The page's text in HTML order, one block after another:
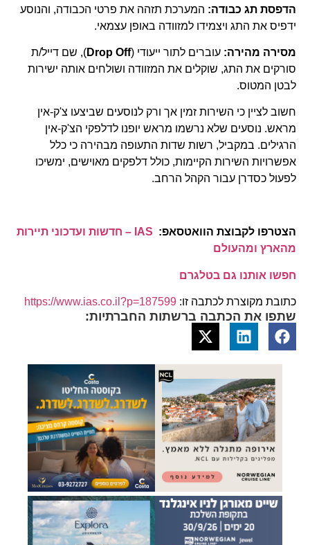
הדפסת תג כבודה: המערכת תזהה את פרטי הכבודה, והנוסע
ידפיס את התג ויצמידו למזוודה באופן עצמאי.
מסירה מהירה: עוברים לתור ייעודי (Drop Off), שם דייל/ת
סורקים את התג, שוקלים את המזוודה ושולחים אותה ישירות
לבטן המטוס.
חשוב לציין כי השירות זמין אך ורק לנוסעים שביצעו צ'ק-אין
מראש. נוסעים שלא נרשמו מראש יופנו לדלפקי הצ'ק-אין
הרגילים. במקביל, רשות שדות התעופה מבהירה כי כלל
אפשרויות השירות הקיימות, כולל דלפקים מאוישים, ימשיכו
לפעול כסדרן עבור הקהל הרחב.
הצטרפו לקבוצת הוואטסאפ:
IAS – חדשות ועדכוני תיירות
מהארץ ומהעולם
חפשו אותנו גם בטלגרם
כתובת מקוצרת לכתבה זו: https://www.ias.co.il?p=187599
שתפו את הכתבה ברשתות החברתיות: